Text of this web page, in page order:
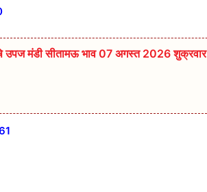
उपज मंडी सीतामऊ भाव 07 अगस्त 2026 शुक्रवार